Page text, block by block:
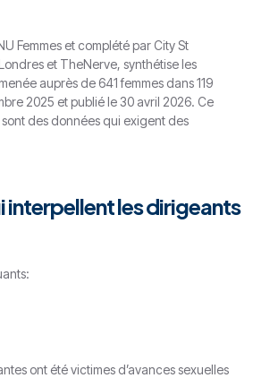
Femmes et complété par City St
et TheNerve, synthétise les
auprès de 641 femmes dans 119
2025 et publié le 30 avril 2026. Ce
sont des données qui exigent des
interpellent les dirigeants
ont été victimes d’avances sexuelles